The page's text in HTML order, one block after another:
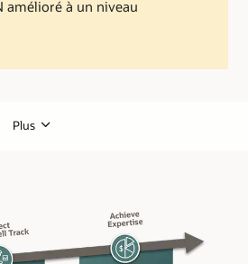
amélioré à un niveau
Plus